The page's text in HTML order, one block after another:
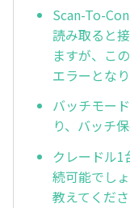
Scan-To-
読み取ると
ますが、こ
エラーとなり
バッチモー
り、バッチ
クレードル1
続可能でし
教えてくださ